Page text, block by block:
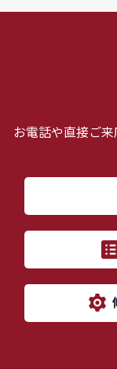
お電話や直接ご